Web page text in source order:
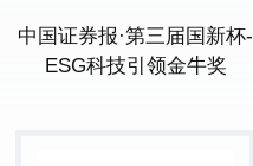
中国证券报·第三届国新杯-
ESG科技引领金牛奖